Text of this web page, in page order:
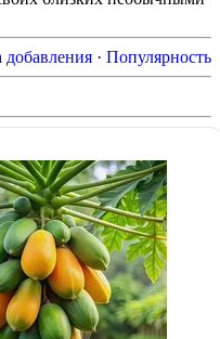
добавления · Популярность